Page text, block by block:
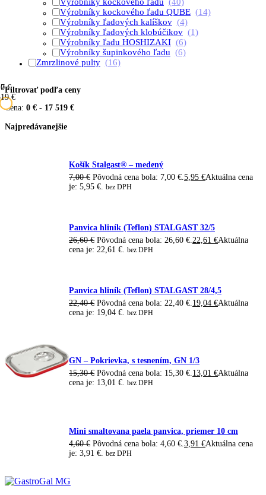
Výrobníky kockového ľadu QUBE (14)
Výrobníky ľadových kalíškov (4)
Výrobníky ľadových klobúčikov (1)
Výrobníky ľadu HOSHIZAKI (6)
Výrobníky šupinkového ľadu (6)
Zmrzlinové pulty (16)
Filtrovať podľa ceny
0 €
€
Cena: 0 € - 17 519 €
Najpredávanejšie
Košík Stalgast® – medený
7,00€ Pôvodná cena bola: 7,00 €. 5,95 €Aktuálna cena
je: 5,95 €.
bez DPH
Panvica hliník (Teflon) STALGAST 32/5
26,60€ Pôvodná cena bola: 26,60 €. 22,61 €Aktuálna
cena je: 22,61 €.
bez DPH
Panvica hliník (Teflon) STALGAST 28/4,5
22,40€ Pôvodná cena bola: 22,40 €. 19,04 €Aktuálna
cena je: 19,04 €.
bez DPH
GN – Pokrievka, s tesnením, GN 1/3
15,30€ Pôvodná cena bola: 15,30 €.13,01 €Aktuálna
cena je: 13,01 €. bez DPH
Mini smaltovana paela panvica, priemer 10 cm
4,60€ Pôvodná cena bola: 4,60 €. 3,91 €Aktuálna cena
je: 3,91 €.
bez DPH